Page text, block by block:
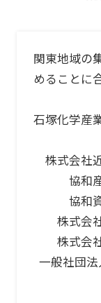
関東地域の
めることに
石塚化学産
株式会社
協和
協和
株式会
株式会
一般社団